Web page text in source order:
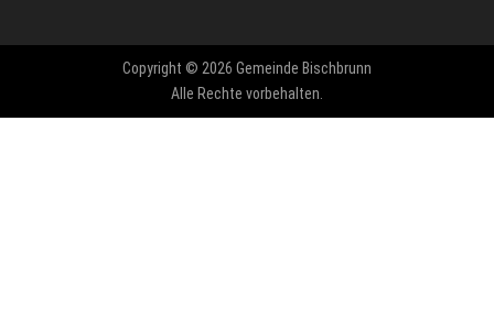
Copyright © 2026 Gemeinde Bischbrunn
Alle Rechte vorbehalten.